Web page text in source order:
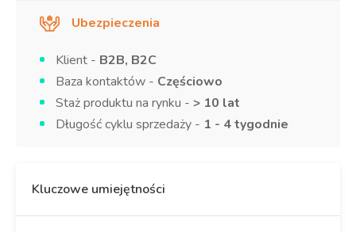
Ubezpieczenia
Klient - B2B, B2C
Baza kontaktów - Częściowo
Staż produktu na rynku - > 10 lat
Długość cyklu sprzedaży - 1 - 4 tygodnie
Kluczowe umiejętności